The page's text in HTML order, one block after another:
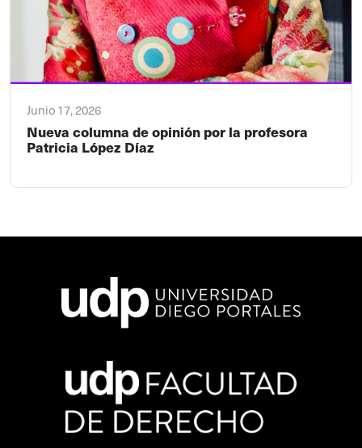
Junio 17, 2026
Nueva columna de opinión por la profesora
Patricia López Díaz